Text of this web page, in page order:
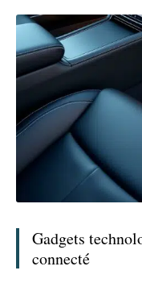
Gadgets
connecté